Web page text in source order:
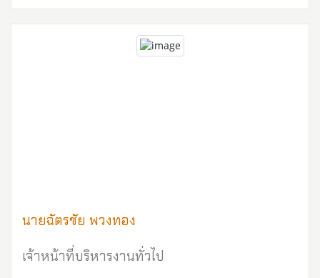
นายฉัตรชัย พวงทอง
เจ้าหน้าที่บริหารงานทั่วไป